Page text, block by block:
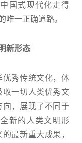
国式现代化走得
唯一正确道路。
新形态
秀传统文化，体
一切人类优秀文
，展现了不同于
新的人类文明形
最新重大成果，